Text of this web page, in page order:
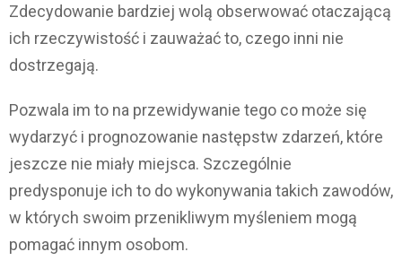
Zdecydowanie bardziej wolą obserwować otaczającą
ich rzeczywistość i zauważać to, czego inni nie
dostrzegają.
Pozwala im to na przewidywanie tego co może się
wydarzyć i prognozowanie następstw zdarzeń, które
jeszcze nie miały miejsca. Szczególnie
predysponuje ich to do wykonywania takich zawodów,
w których swoim przenikliwym myśleniem mogą
pomagać innym osobom.